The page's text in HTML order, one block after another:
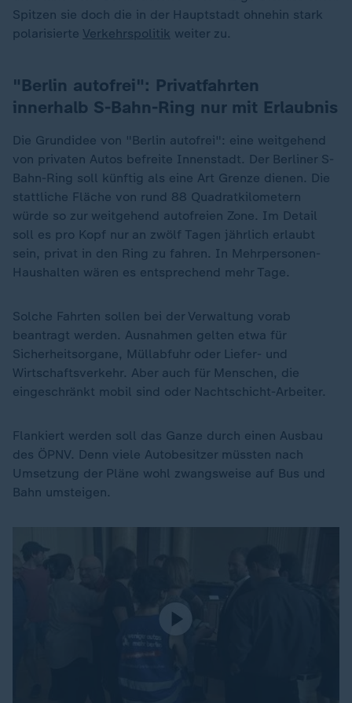
Spitzen sie doch die in der Hauptstadt ohnehin stark
polarisierte Verkehrspolitik weiter zu.
"Berlin autofrei": Privatfahrten
innerhalb S-Bahn-Ring nur mit Erlaubnis
Die Grundidee von "Berlin autofrei": eine weitgehend
von privaten Autos befreite Innenstadt. Der Berliner S-
Bahn-Ring soll künftig als eine Art Grenze dienen. Die
stattliche Fläche von rund 88 Quadratkilometern
würde so zur weitgehend autofreien Zone. Im Detail
soll es pro Kopf nur an zwölf Tagen jährlich erlaubt
sein, privat in den Ring zu fahren. In Mehrpersonen-
Haushalten wären es entsprechend mehr Tage.
Solche Fahrten sollen bei der Verwaltung vorab
beantragt werden. Ausnahmen gelten etwa für
Sicherheitsorgane, Müllabfuhr oder Liefer- und
Wirtschaftsverkehr. Aber auch für Menschen, die
eingeschränkt mobil sind oder Nachtschicht-Arbeiter.
Flankiert werden soll das Ganze durch einen Ausbau
des ÖPNV. Denn viele Autobesitzer müssten nach
Umsetzung der Pläne wohl zwangsweise auf Bus und
Bahn umsteigen.